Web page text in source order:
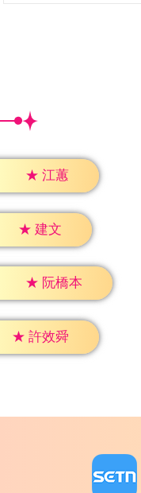
★ 江蕙
★ 建文
★ 阮橋本
★ 許效舜